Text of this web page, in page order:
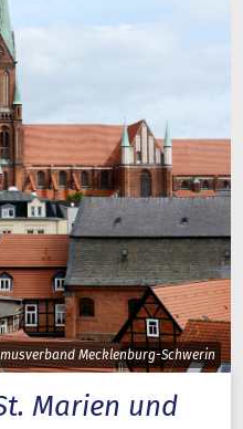
Mecklenburg-Schwerin
Marien und